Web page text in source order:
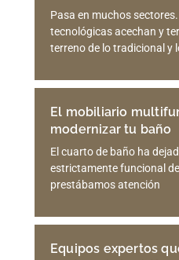
Pasa en muchos
tecnológicas acechan y
terreno de lo tradicional y
El mobiliario
modernizar tu baño
El cuarto de baño ha
estrictamente funcional
prestábamos atención
Equipos expertos